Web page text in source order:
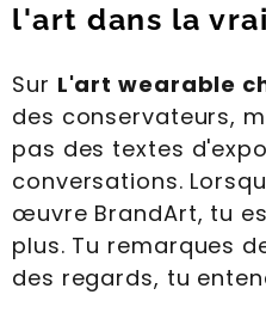
l'art dans la
Sur L'art wearable
des conservateurs,
pas des textes
conversations.
œuvre BrandArt, tu
plus. Tu remarques
des regards, tu